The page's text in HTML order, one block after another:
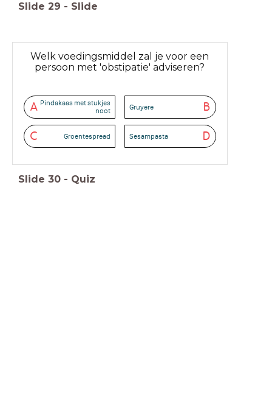
Slide 29 - Slide
Welk voedingsmiddel zal je voor een
persoon met 'obstipatie' adviseren?
A Pindakaas met stukjes
noot
B
Gruyere
C Groentespread D
Sesampasta
Slide 30 - Quiz